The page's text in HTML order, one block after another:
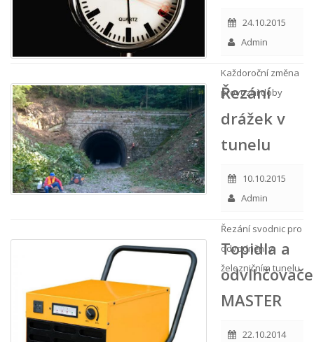
24.10.2015
Admin
Každoroční změna
provozní doby
Řezání
drážek v
tunelu
10.10.2015
Admin
Řezání svodnic pro
odvodnění v
železničním tunelu
Topidla a
odvlhčovače
MASTER
22.10.2014